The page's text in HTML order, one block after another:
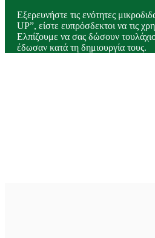
Εξερευνήστε τις ενότητες
UP”, είστε ευπρόσδεκτοι να τις
Ελπίζουμε να σας δώσουν
έδωσαν κατά τη δημιουργία τους.